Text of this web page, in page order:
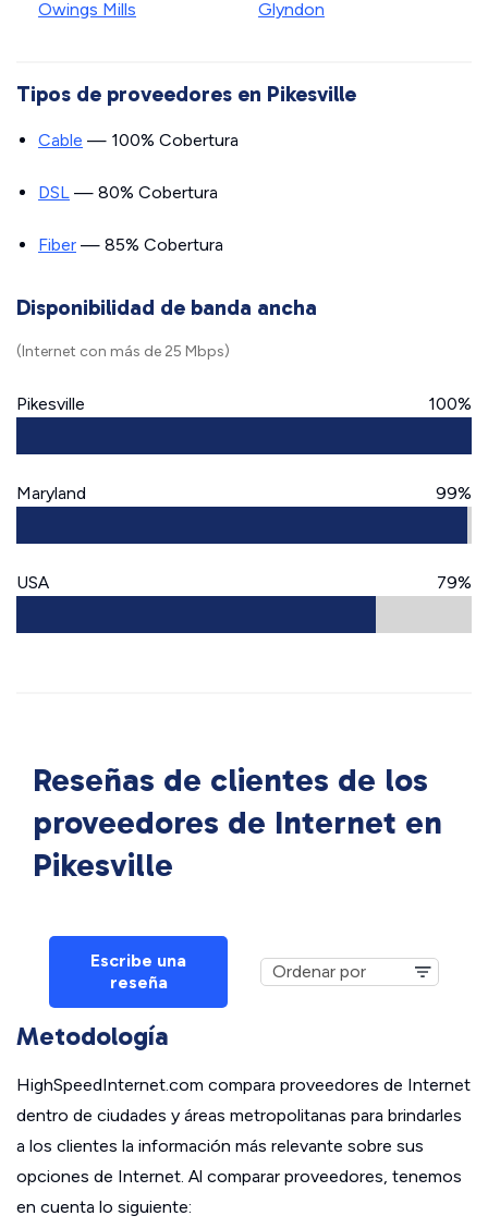
Owings Mills Glyndon
Tipos de proveedores en Pikesville
Cable — 100% Cobertura
DSL — 80% Cobertura
Fiber — 85% Cobertura
Disponibilidad de banda ancha
(Internet con más de 25 Mbps)
Pikesville 100%
Maryland 99%
USA 79%
Reseñas de clientes de los
proveedores de Internet en
Pikesville
Escribe una
reseña
Metodología
HighSpeedInternet.com compara proveedores de Internet
dentro de ciudades y áreas metropolitanas para brindarles
a los clientes la información más relevante sobre sus
opciones de Internet. Al comparar proveedores, tenemos
en cuenta lo siguiente: